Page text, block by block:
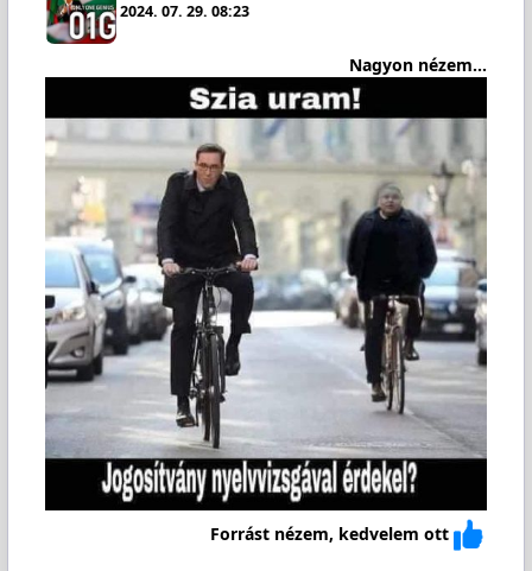
2024. 07. 29. 08:23
Nagyon nézem...
Forrást nézem, kedvelem ott